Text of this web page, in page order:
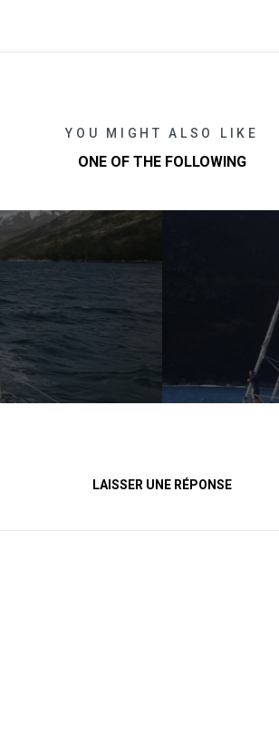
YOU MIGHT ALSO LIKE
ONE OF THE FOLLOWING
LAISSER UNE RÉPONSE